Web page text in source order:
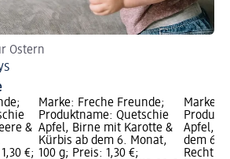
Ostern
&
€;
Marke: Freche Freunde;
Produktname: Quetschie
Apfel, Birne mit Karotte &
Kürbis ab dem 6. Monat,
100 g; Preis: 1,30 €;
Marke:
Apfel,
dem 6.